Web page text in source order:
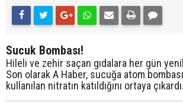
Sucuk Bombası!
Hileli ve zehir saçan gıdalara her gün
Son olarak A Haber, sucuğa atom
kullanılan nitratın katıldığını ortaya çıkardı.